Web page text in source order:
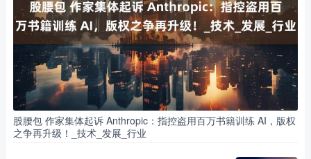
股腰包 作家集体起诉 Anthropic：指控盗用百万书籍训练 AI，版权
之争再升级！_技术_发展_行业